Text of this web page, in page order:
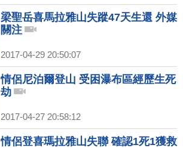
梁聖岳喜馬拉雅山失蹤47天生還 外媒
關注
2017-04-29 20:50:07
情侶尼泊爾登山 受困瀑布區經歷生死
劫
2017-04-27 20:58:12
情侶登喜瑪拉雅山失聯 確認1死1獲救